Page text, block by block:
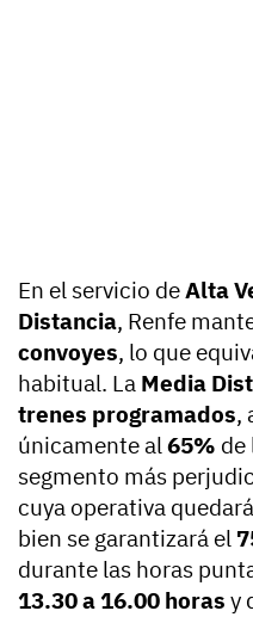
En el servicio deAlta
Distancia, Renfe
convoyes, lo que
habitual. La Media
trenes programados,
únicamente al65% de
segmento más
cuya operativa
bien se garantizará el
durante las horas
13.30 a 16.00 horas y